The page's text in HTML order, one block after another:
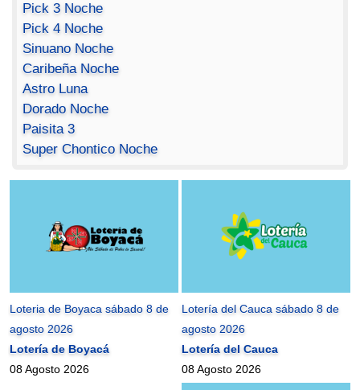
Pick 3 Noche
Pick 4 Noche
Sinuano Noche
Caribeña Noche
Astro Luna
Dorado Noche
Paisita 3
Super Chontico Noche
Loteria de Boyaca sábado 8 de
agosto 2026
Lotería de Boyacá
08 Agosto 2026
Lotería del Cauca sábado 8 de
agosto 2026
Lotería del Cauca
08 Agosto 2026